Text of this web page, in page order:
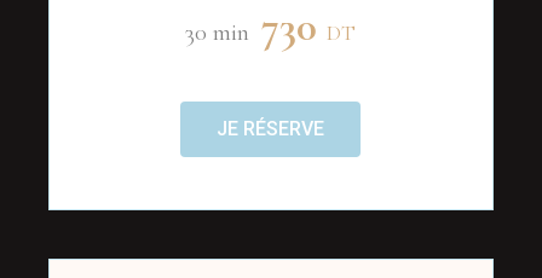
30 min730DT
JE RÉSERVE